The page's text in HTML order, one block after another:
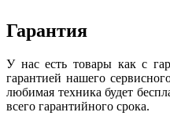
Гарантия
У нас есть товары как с
гарантией нашего
любимая техника будет
всего гарантийного срока.